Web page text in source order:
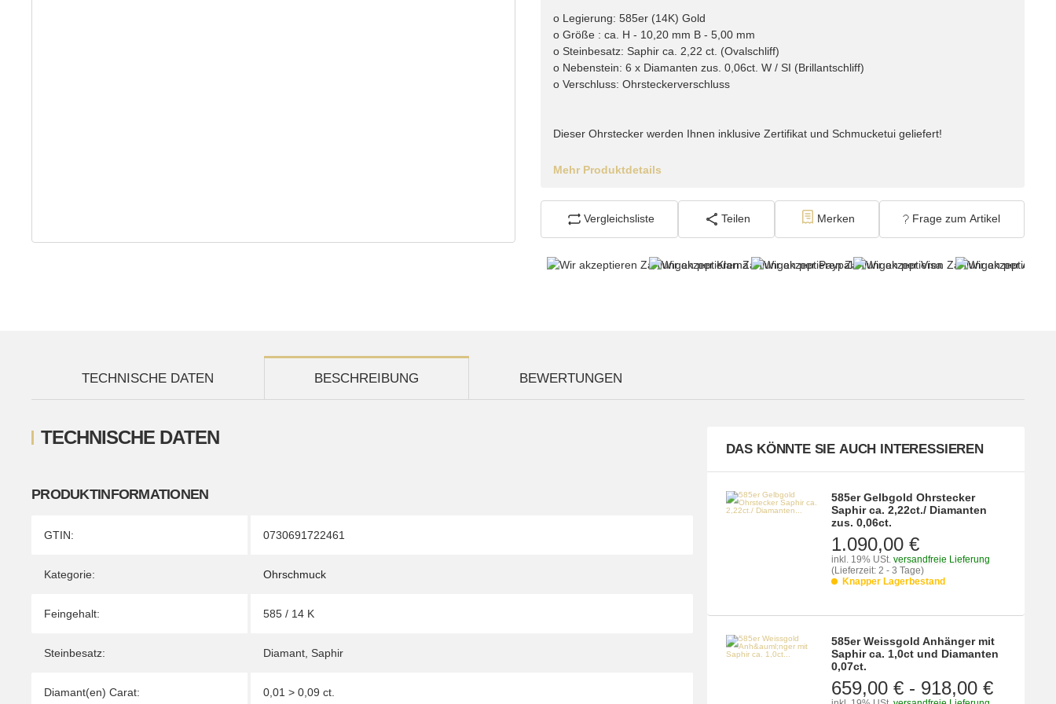
o Legierung: 585er (14K) Gold
o Größe : ca. H - 10,20 mm B - 5,00 mm
o Steinbesatz: Saphir ca. 2,22 ct. (Ovalschliff)
o Nebenstein: 6 x Diamanten zus. 0,06ct. W / SI (Brillantschliff)
o Verschluss: Ohrsteckerverschluss
Dieser Ohrstecker werden Ihnen inklusive Zertifikat und Schmucketui geliefert!
Mehr Produktdetails
Vergleichsliste Teilen Merken Frage zum Artikel
TECHNISCHE DATEN BESCHREIBUNG BEWERTUNGEN
TECHNISCHE DATEN
PRODUKTINFORMATIONEN
Produkteigenschaft
Wert
GTIN: 0730691722461
Kategorie: Ohrschmuck
Feingehalt: 585 / 14 K
Steinbesatz: Diamant Saphir
Diamant(en) Carat: 0,01 > 0,09 ct.
DAS KÖNNTE SIE AUCH INTERESSIEREN
585er Gelbgold Ohrstecker
Saphir ca. 2,22ct./ Diamanten
zus. 0,06ct.
1.090,00 €
inkl. 19% USt. versandfreie Lieferung
(Lieferzeit: 2 - 3 Tage)
Knapper Lagerbestand
585er Weissgold Anhänger mit
Saphir ca. 1,0ct und Diamanten
0,07ct.
659,00 € - 918,00 €